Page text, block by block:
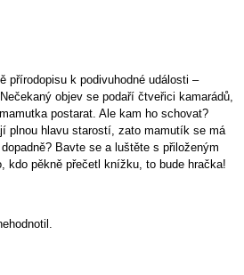
přírodopisu k podivuhodné události –
objev se podaří čtveřici kamarádů,
postarat. Ale kam ho schovat?
plnou hlavu starostí, zato mamutík se má
Bavte se a luštěte s přiloženým
kdo pěkně přečetl knížku, to bude hračka!